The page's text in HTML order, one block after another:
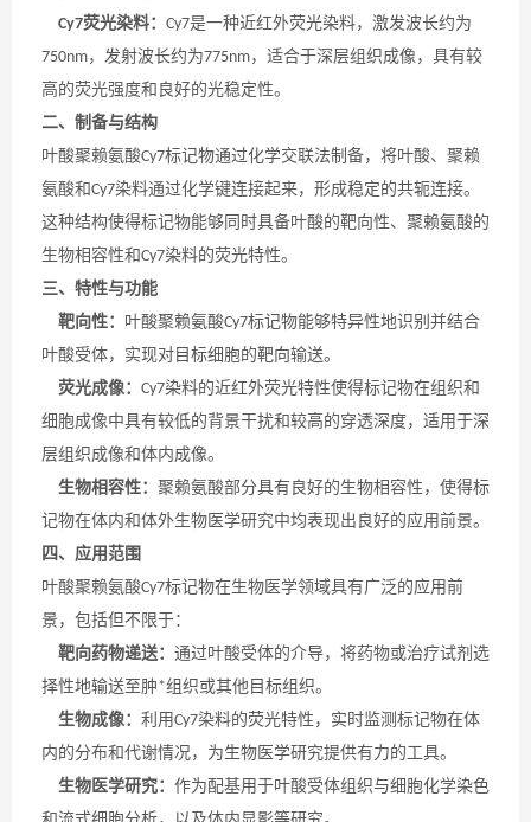
Cy7荧光染料： Cy7是一种近红外荧光染料，激发波长约为
750nm，发射波长约为775nm，适合于深层组织成像，具有较
高的荧光强度和良好的光稳定性。
二、制备与结构
叶酸聚赖氨酸Cy7标记物通过化学交联法制备，将叶酸、聚赖
氨酸和Cy7染料通过化学键连接起来，形成稳定的共轭连接。
这种结构使得标记物能够同时具备叶酸的靶向性、聚赖氨酸的
生物相容性和Cy7染料的荧光特性。
三、特性与功能
靶向性： 叶酸聚赖氨酸Cy7标记物能够特异性地识别并结合
叶酸受体，实现对目标细胞的靶向输送。
荧光成像： Cy7染料的近红外荧光特性使得标记物在组织和
细胞成像中具有较低的背景干扰和较高的穿透深度，适用于深
层组织成像和体内成像。
生物相容性： 聚赖氨酸部分具有良好的生物相容性，使得标
记物在体内和体外生物医学研究中均表现出良好的应用前景。
四、应用范围
叶酸聚赖氨酸Cy7标记物在生物医学领域具有广泛的应用前
景，包括但不限于：
靶向药物递送： 通过叶酸受体的介导，将药物或治疗试剂选
择性地输送至肿*组织或其他目标组织。
生物成像： 利用Cy7染料的荧光特性，实时监测标记物在体
内的分布和代谢情况，为生物医学研究提供有力的工具。
生物医学研究： 作为配基用于叶酸受体组织与细胞化学染色